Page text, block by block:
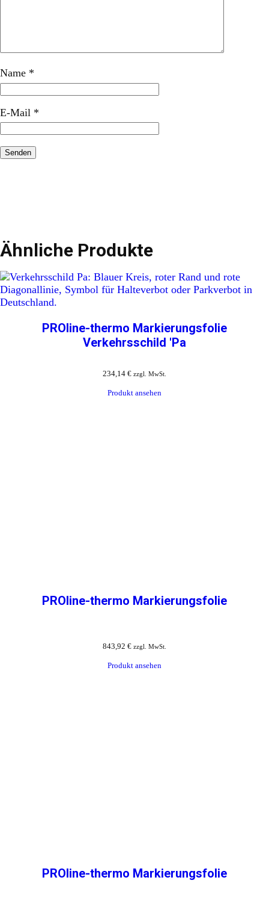
Name *
E-Mail *
Ähnliche Produkte
PROline-thermo Markierungsfolie
Verkehrsschild 'Pa
234,14 € zzgl. MwSt.
Produkt ansehen
PROline-thermo Markierungsfolie
843,92 € zzgl. MwSt.
Produkt ansehen
PROline-thermo Markierungsfolie